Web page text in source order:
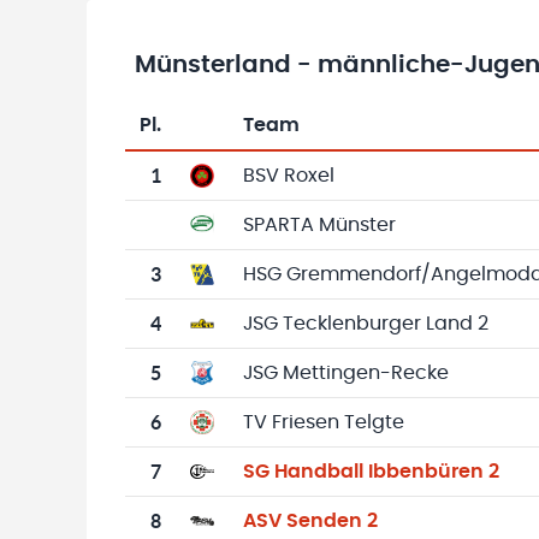
Münsterland - männliche-
Tabelle mit Vereinsplatzierungen, Spielen,
Pl. Team
1 BSV Roxel
SPARTA Münster
3 HSG Gremmendorf/
4 JSG Tecklenburger Land 2
5 JSG Mettingen-Recke
6 TV Friesen Telgte
7 SG Handball Ibbenbüren 2
8 ASV Senden 2